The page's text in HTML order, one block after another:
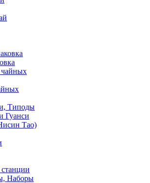
Типоды
Гуанси
Тао)
Наборы